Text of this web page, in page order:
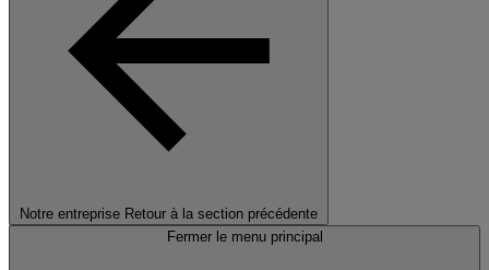
Notre entreprise Retour à la section précédente
Fermer le menu principal